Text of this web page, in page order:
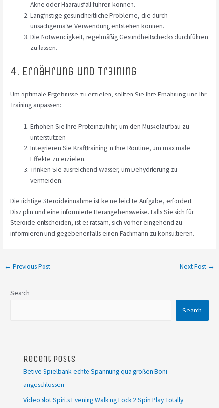
Akne oder Haarausfall führen können.
Langfristige gesundheitliche Probleme, die durch
unsachgemäße Verwendung entstehen können.
Die Notwendigkeit, regelmäßig Gesundheitschecks durchführen
zu lassen.
4. Ernährung und Training
Um optimale Ergebnisse zu erzielen, sollten Sie Ihre Ernährung und Ihr
Training anpassen:
Erhöhen Sie Ihre Proteinzufuhr, um den Muskelaufbau zu
unterstützen.
Integrieren Sie Krafttraining in Ihre Routine, um maximale
Effekte zu erzielen.
Trinken Sie ausreichend Wasser, um Dehydrierung zu
vermeiden.
Die richtige Steroideinnahme ist keine leichte Aufgabe, erfordert
Disziplin und eine informierte Herangehensweise. Falls Sie sich für
Steroide entscheiden, ist es ratsam, sich vorher eingehend zu
informieren und gegebenenfalls einen Fachmann zu konsultieren.
← Previous Post Next Post →
Search
Search
Recent Posts
Betive Spielbank echte Spannung qua großen Boni
angeschlossen
Video slot Spirits Evening Walking Lock 2 Spin Play Totally